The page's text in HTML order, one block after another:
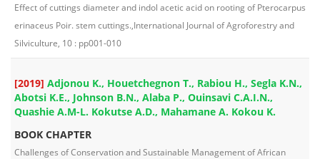
Eﬀect of cuttings diameter and indol acetic acid on rooting of Pterocarpus
erinaceus Poir. stem cuttings.,International Journal of Agroforestry and
Silviculture, 10 : pp001-010
[2019] Adjonou K., Houetchegnon T., Rabiou H., Segla K.N.,
Abotsi K.E., Johnson B.N., Alaba P., Ouinsavi C.A.I.N.,
Quashie A.M-L. Kokutse A.D., Mahamane A. Kokou K.
BOOK CHAPTER
Challenges of Conservation and Sustainable Management of African